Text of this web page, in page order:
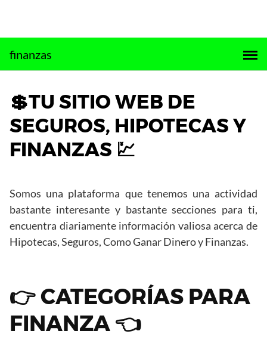
contenido
finanzas
💲TU SITIO WEB DE
SEGUROS, HIPOTECAS Y
FINANZAS 💹
Somos una plataforma que tenemos una actividad
bastante interesante y bastante secciones para ti,
encuentra diariamente información valiosa acerca de
Hipotecas, Seguros, Como Ganar Dinero y Finanzas.
👉 CATEGORÍAS PARA
FINANZA 👈